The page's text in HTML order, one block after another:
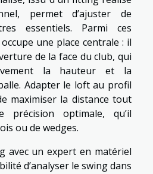
permet d’ajuster de
essentiels. Parmi ces
une place centrale : il
de la face du club, qui
la hauteur et la
Adapter le loft au profil
maximiser la distance tout
précision optimale, qu’il
ou de wedges.
avec un expert en matériel
d’analyser le swing dans